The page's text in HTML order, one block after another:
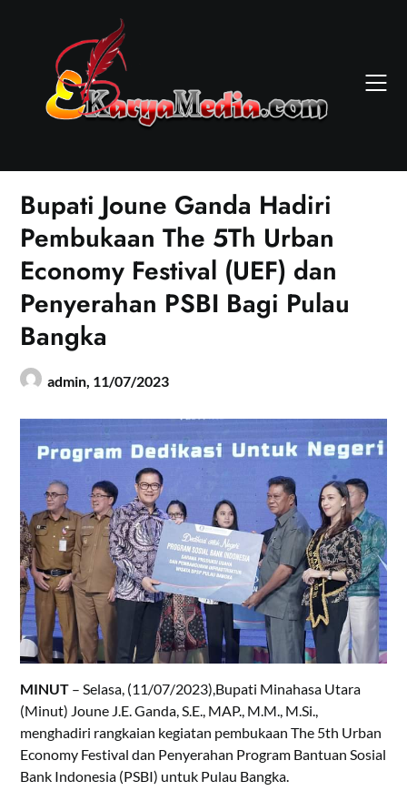
Bupati Joune Ganda Hadiri
Pembukaan The 5Th Urban
Economy Festival (UEF) dan
Penyerahan PSBI Bagi Pulau
Bangka
admin, 11/07/2023
MINUT – Selasa, (11/07/2023),Bupati Minahasa Utara
(Minut) Joune J.E. Ganda, S.E., MAP., M.M., M.Si.,
menghadiri rangkaian kegiatan pembukaan The 5th Urban
Economy Festival dan Penyerahan Program Bantuan Sosial
Bank Indonesia (PSBI) untuk Pulau Bangka.